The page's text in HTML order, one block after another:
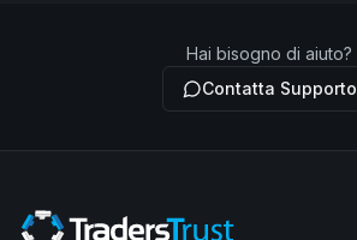
Hai bisogno di aiuto?
Contatta Supporto